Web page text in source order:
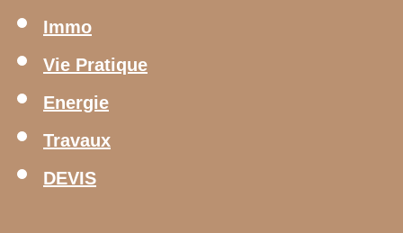
Immo
Vie Pratique
Energie
Travaux
DEVIS